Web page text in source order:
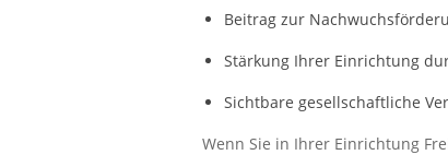
Beitrag zur
Stärkung Ihrer Einrichtung
Sichtbare gesellschaftliche
Wenn Sie in Ihrer Einrichtung